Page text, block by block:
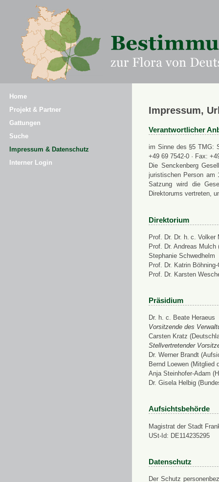
Home
Projekt & Partner
Gattungen
Suche
Impressum & Datenschutz
Interner Login
Impressum,
Verantwortlicher
im Sinne des §5 TMG:
+49 69 7542-0 · Fax:
Die Senckenberg
juristischen Person am
Satzung wird die
Direktorums vertreten,
Direktorium
Prof. Dr. Dr. h. c. Volker
Prof. Dr. Andreas
Stephanie Schwedhelm
Prof. Dr. Katrin
Prof. Dr. Karsten
Präsidium
Dr. h. c. Beate Heraeus
Vorsitzende des
Carsten Kratz
Stellvertretender
Dr. Werner Brandt
Bernd Loewen (Mitglied
Anja Steinhofer-Adam
Dr. Gisela Helbig
Aufsichtsbehörde
Magistrat der Stadt
USt-Id: DE114235295
Datenschutz
Der Schutz